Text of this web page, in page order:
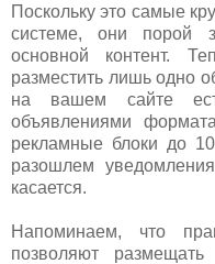
Поскольку это самые
системе, они порой
основной контент.
разместить лишь одно
на вашем сайте
объявлениями
рекламные блоки до
разошлем
касается.
Напоминаем, что
позволяют